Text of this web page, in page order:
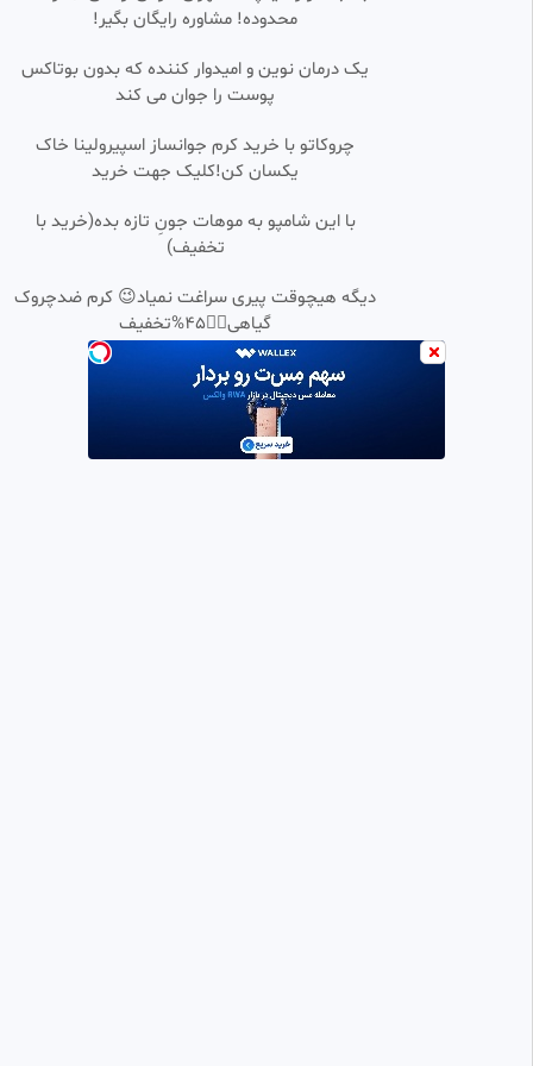
•
فیلم سینمایی ایرانی اعتراض با
فیلم و سریال
2.04k بازدید • 12 ماه پیش
1:45:44
فیلم سینمایی ایرانی ملی و راه های
نرفته اش
606 بازدید •
1:36:20 فیلم سینمایی متل قو
خاطرات خوب گذشته(نوستالژی)
300 بازدید •
محدوده! مشاوره رایگان بگیر!
یک درمان نوین و امیدوار کننده که بدون بوتاکس
پوست را جوان می کند
چروکاتو با خرید کرم جوانساز اسپیرولینا خاک
یکسان کن!کلیک جهت خرید
با این شامپو به موهات جونِ تازه بده(خرید با
تخفیف)
دیگه هیچوقت پیری سراغت نمیاد😉 کرم ضدچروک
گیاهی👈🏻45%تخفیف